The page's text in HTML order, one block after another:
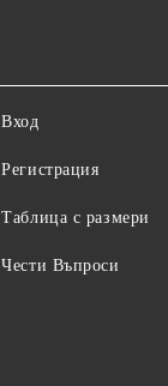
Вход
Регистрация
Таблица с размери
Чести Въпроси